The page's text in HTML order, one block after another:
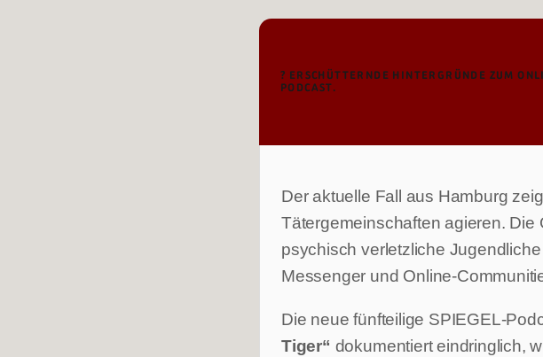
? ERSCHÜTTERNDE HINTERGRÜNDE ZUM
PODCAST.
Der aktuelle Fall aus Hamburg
Tätergemeinschaften agieren. Die
psychisch verletzliche
Messenger und Online-
Die neue fünfteilige SPIEGEL-
Tiger“ dokumentiert eindringlich,